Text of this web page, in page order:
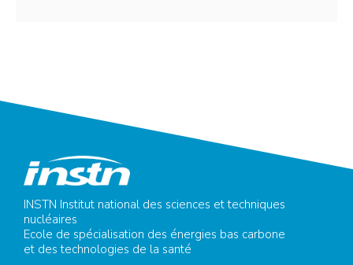
INSTN Institut national des sciences et techniques
nucléaires
Ecole de spécialisation des énergies bas carbone
et des technologies de la santé